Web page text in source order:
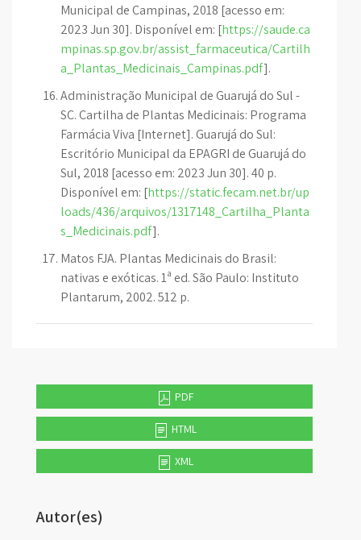
Municipal de Campinas, 2018 [acesso em:
2023 Jun 30]. Disponível em: [https://saude.ca
mpinas.sp.gov.br/assist_farmaceutica/Cartilh
a_Plantas_Medicinais_Campinas.pdf].
Administração Municipal de Guarujá do Sul -
SC. Cartilha de Plantas Medicinais: Programa
Farmácia Viva [Internet]. Guarujá do Sul:
Escritório Municipal da EPAGRI de Guarujá do
Sul, 2018 [acesso em: 2023 Jun 30]. 40 p.
Disponível em: [https://static.fecam.net.br/up
loads/436/arquivos/1317148_Cartilha_Planta
s_Medicinais.pdf].
Matos FJA. Plantas Medicinais do Brasil:
nativas e exóticas. 1ª ed. São Paulo: Instituto
Plantarum, 2002. 512 p.
PDF
HTML
XML
Autor(es)